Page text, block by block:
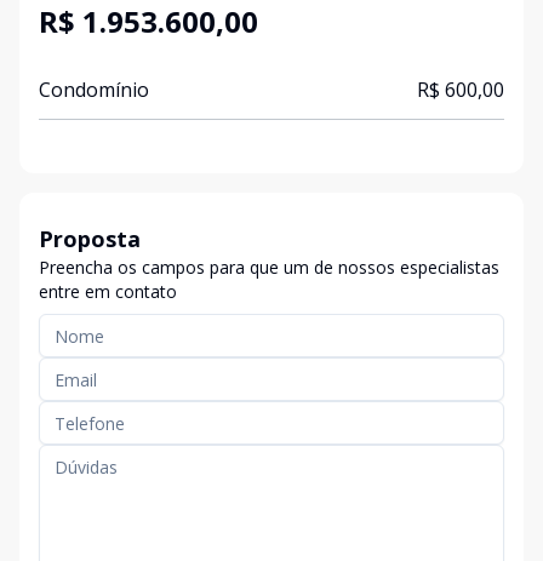
R$ 1.953.600,00
Condomínio R$ 600,00
Proposta
Preencha os campos para que um de nossos especialistas
entre em contato